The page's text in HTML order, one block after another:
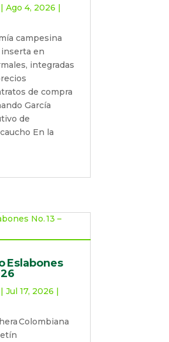
| Ago 4, 2026 |
campesina
en
integradas
de compra
García
de
En la
Eslabones
| Jul 17, 2026 |
Colombiana